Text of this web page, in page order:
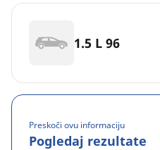
1.5 L 96
Preskoči ovu informaciju
Pogledaj rezultate